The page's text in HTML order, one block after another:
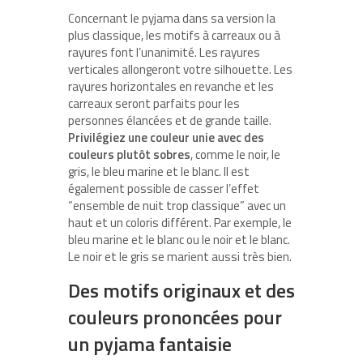
Concernant le pyjama dans sa version la
plus classique, les motifs à carreaux ou à
rayures font l’unanimité. Les rayures
verticales allongeront votre silhouette. Les
rayures horizontales en revanche et les
carreaux seront parfaits pour les
personnes élancées et de grande taille.
Privilégiez une couleur unie avec des
couleurs plutôt sobres, comme le noir, le
gris, le bleu marine et le blanc. Il est
également possible de casser l’effet
“ensemble de nuit trop classique” avec un
haut et un coloris différent. Par exemple, le
bleu marine et le blanc ou le noir et le blanc.
Le noir et le gris se marient aussi très bien.
Des motifs originaux et des
couleurs prononcées pour
un pyjama fantaisie